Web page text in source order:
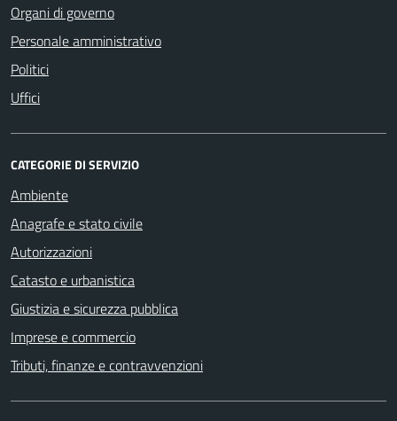
Organi di governo
Personale amministrativo
Politici
Uffici
CATEGORIE DI SERVIZIO
Ambiente
Anagrafe e stato civile
Autorizzazioni
Catasto e urbanistica
Giustizia e sicurezza pubblica
Imprese e commercio
Tributi, finanze e contravvenzioni